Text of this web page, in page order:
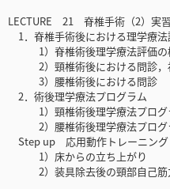
LECTURE 21 脊椎手術（2）実
1．脊椎手術後における理学療
1）脊椎術後理学療法評価の
2）頸椎術後における問診，
3）腰椎術後における問診
2．術後理学療法プログラム
1）頸椎術後理学療法プログ
2）腰椎術後理学療法プログ
Step up 応用動作トレーニング
1）床からの立ち上がり
2）装具除去後の頸部自己筋